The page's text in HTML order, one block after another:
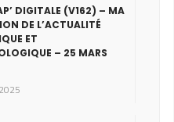
DIGITALE (V162) – MA
DE L’ACTUALITÉ
ET
– 25 MARS